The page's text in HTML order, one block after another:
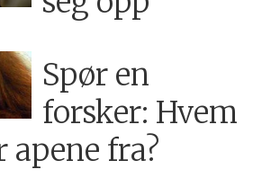
Spør en
forsker: Hvem
apene fra?